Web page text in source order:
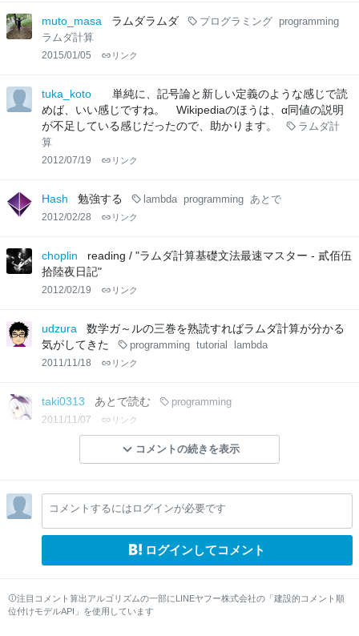
muto_masa ラムダラムダ プログラミング
programming
ラムダ計算
2015/01/05 リンク
tuka_koto
単純に、記号論と新しい定義のような感じで読
めば、いい感じですね。 Wikipediaのほうは、α同値の説明
が不足している感じだったので、助かります。
ラムダ計
算
2012/07/19 リンク
Hash 勉強する lambda programming あとで
2012/02/28 リンク
choplin
reading / "ラムダ計算基礎文法最速マスター - 貳佰伍
拾陸夜日記"
2012/02/19 リンク
udzura
数学ガ～ルの三巻を熟読すればラムダ計算が分かる
気がしてきた
programming tutorial lambda
2011/11/18 リンク
taki0313 あとで読む programming
2011/11/07 リンク
コメントの続きを表示
コメントするにはログインが必要です
ログインしてコメント
注目コメント算出アルゴリズムの一部にLINEヤフー株式会社の「建設的コメント順
位付けモデルAPI」を使用しています